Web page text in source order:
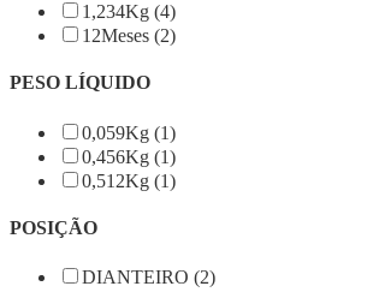
1,234Kg (4)
12Meses (2)
PESO LÍQUIDO
0,059Kg (1)
0,456Kg (1)
0,512Kg (1)
POSIÇÃO
DIANTEIRO (2)